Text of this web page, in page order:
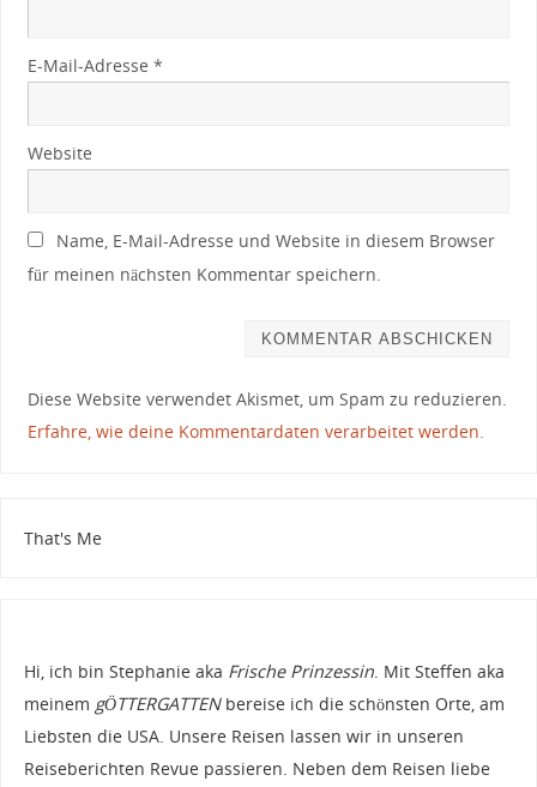
E-Mail-Adresse *
Website
Name, E-Mail-Adresse und Website in diesem Browser
für meinen nächsten Kommentar speichern.
Diese Website verwendet Akismet, um Spam zu reduzieren.
Erfahre, wie deine Kommentardaten verarbeitet werden.
That's Me
Hi, ich bin Stephanie aka Frische Prinzessin. Mit Steffen aka
meinem gÖTTERGATTENbereise ich die schönsten Orte, am
Liebsten die USA. Unsere Reisen lassen wir in unseren
Reiseberichten Revue passieren. Neben dem Reisen liebe